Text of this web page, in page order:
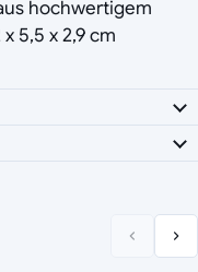
hochwertigem
5,5 x 2,9 cm